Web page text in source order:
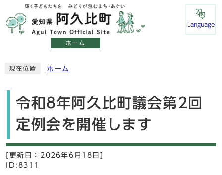
ホーム
Language
現在位置 ホーム
令和8年阿久比町議会第2回
定例会を開催します
[更新日： 2026年6月18日]
ID:8311